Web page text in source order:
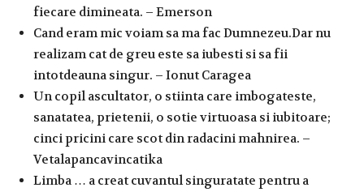
fiecare dimineata. – Emerson
Cand eram mic voiam sa ma fac Dumnezeu.Dar nu
realizam cat de greu este sa iubesti si sa fii
intotdeauna singur. – Ionut Caragea
Un copil ascultator, o stiinta care imbogateste,
sanatatea, prietenii, o sotie virtuoasa si iubitoare;
cinci pricini care scot din radacini mahnirea. –
Vetalapancavincatika
Limba … a creat cuvantul singuratate pentru a